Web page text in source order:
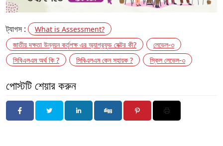
ট্যাগস :
What is Assessment?
জাতীয় দক্ষতা উন্নয়ন কর্তৃপক্ষ এর অ্যাগ্রফুড সেক্টর কী?
লেভেল-৩
সিবিএলএম অর্থ কি ?
সিবিএলএম কেন সহায়ক ? স্কিল লেভেল-৩
পোস্টটি শেয়ার করুন